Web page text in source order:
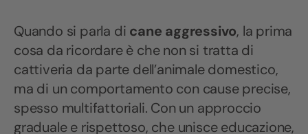
Quando si parla di cane aggressivo, la prima
cosa da ricordare è che non si tratta di
cattiveria da parte dell’animale domestico,
ma di un comportamento con cause precise,
spesso multifattoriali. Con un approccio
graduale e rispettoso, che unisce educazione,